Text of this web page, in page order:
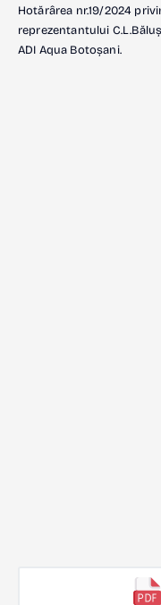
Hotărârea nr.19/2024
reprezentantului
ADI Aqua Botoșani.